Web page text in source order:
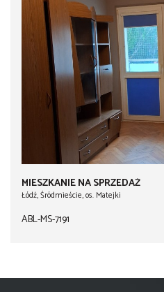
MIESZKANIE NA SPRZEDAŻ
Łódź, Śródmieście, os. Matejki
ABL-MS-7191